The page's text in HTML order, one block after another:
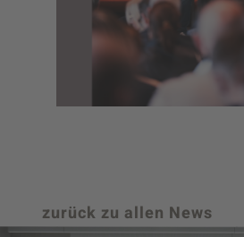
zurück zu allen News